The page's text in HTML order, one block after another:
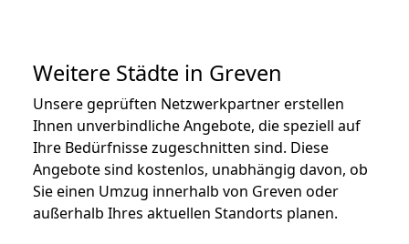
Weitere Städte in Greven
Unsere geprüften Netzwerkpartner erstellen
Ihnen unverbindliche Angebote, die speziell auf
Ihre Bedürfnisse zugeschnitten sind. Diese
Angebote sind kostenlos, unabhängig davon, ob
Sie einen Umzug innerhalb von Greven oder
außerhalb Ihres aktuellen Standorts planen.